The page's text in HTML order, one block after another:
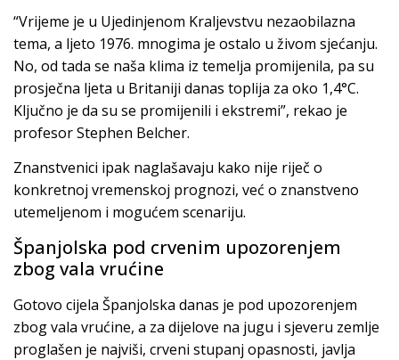
“Vrijeme je u Ujedinjenom Kraljevstvu nezaobilazna
tema, a ljeto 1976. mnogima je ostalo u živom sjećanju.
No, od tada se naša klima iz temelja promijenila, pa su
prosječna ljeta u Britaniji danas toplija za oko 1,4°C.
Ključno je da su se promijenili i ekstremi”, rekao je
profesor Stephen Belcher.
Znanstvenici ipak naglašavaju kako nije riječ o
konkretnoj vremenskoj prognozi, već o znanstveno
utemeljenom i mogućem scenariju.
Španjolska pod crvenim upozorenjem
zbog vala vrućine
Gotovo cijela Španjolska danas je pod upozorenjem
zbog vala vrućine, a za dijelove na jugu i sjeveru zemlje
proglašen je najviši, crveni stupanj opasnosti, javlja